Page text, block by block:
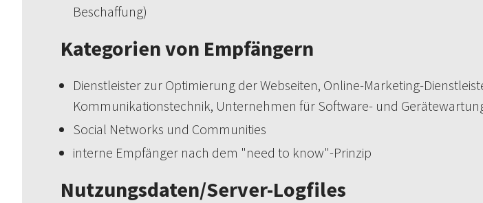
Beschaffung)
Kategorien von Empfängern
Dienstleister zur Optimierung der Webseiten, Online-Marketing-
Kommunikationstechnik, Unternehmen für Software- und
Social Networks und Communities
interne Empfänger nach dem "need to know"-Prinzip
Nutzungsdaten/Server-Logfiles